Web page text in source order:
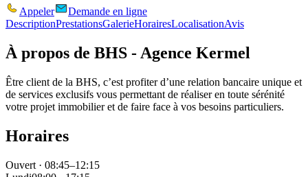
Appeler
Demande en ligne
DescriptionPrestationsGalerieHorairesLocalisationAvis
À propos de BHS - Agence Kermel
Être client de la BHS, c’est profiter d’une relation bancaire unique et
de services exclusifs vous permettant de réaliser en toute sérénité
votre projet immobilier et de faire face à vos besoins particuliers.
Horaires
Ouvert · 08:45–12:15